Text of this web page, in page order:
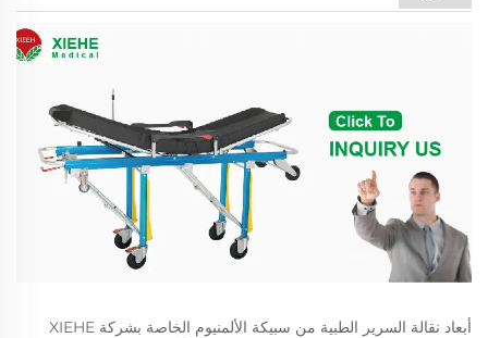
أبعاد نقالة السرير الطبية من سبيكة الألمنيوم الخاصة بشركة XIEHE